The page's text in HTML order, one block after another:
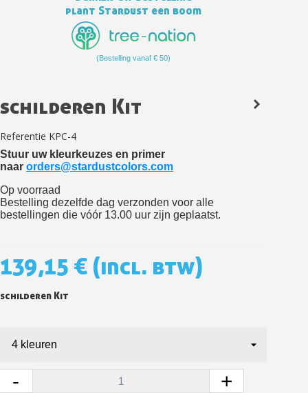
Schrijf je in voor de nieuwsbrief: €5 korting
Betaling in 4x gratis vanaf een aankoopwaarde van 30€.
Verzamel loyaliteitspunten bij elke bestelling
Levering binnen 48-72 uur in Nederland
plant Stardust een boom
(Bestelling vanaf € 50)
schilderen Kit
Referentie KPC-4
Stuur uw kleurkeuzes en primer
naar orders@stardustcolors.com
Op voorraad
Bestelling dezelfde dag verzonden voor alle
bestellingen die vóór 13.00 uur zijn geplaatst.
139,15 € (incl. btw)
schilderen Kit
- +